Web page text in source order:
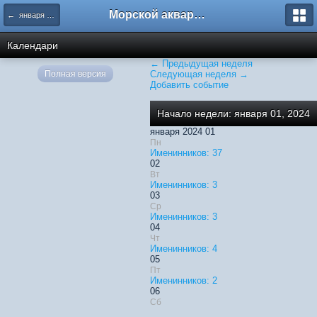
← января 2024 Морской аквариум. Форумы ReefCentral.ru
Календари
← Предыдущая неделя
Следующая неделя →
Добавить событие
Начало недели: января 01, 2024
января 2024 01
Пн
Именинников: 37
02
Вт
Именинников: 3
03
Ср
Именинников: 3
04
Чт
Именинников: 4
05
Пт
Именинников: 2
06
Сб
Полная версия